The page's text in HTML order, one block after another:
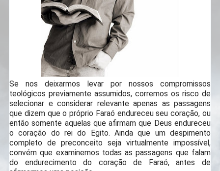
Se nos deixarmos levar por nossos compromissos
teológicos previamente assumidos, corremos os risco de
selecionar e considerar relevante apenas as passagens
que dizem que o próprio Faraó endureceu seu coração, ou
então somente aquelas que afirmam que Deus endureceu
o coração do rei do Egito. Ainda que um despimento
completo de preconceito seja virtualmente impossível,
convém que examinemos todas as passagens que falam
do endurecimento do coração de Faraó, antes de